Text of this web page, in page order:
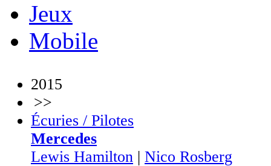
Jeux
Mobile
2015
>>
Écuries / Pilotes
Mercedes
Lewis Hamilton | Nico Rosberg